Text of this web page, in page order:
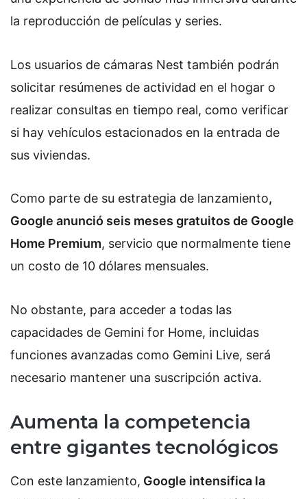
la reproducción de películas y series.
Los usuarios de cámaras Nest también podrán
solicitar resúmenes de actividad en el hogar o
realizar consultas en tiempo real, como verificar
si hay vehículos estacionados en la entrada de
sus viviendas.
Como parte de su estrategia de lanzamiento,
Google anunció seis meses gratuitos de Google
Home Premium, servicio que normalmente tiene
un costo de 10 dólares mensuales.
No obstante, para acceder a todas las
capacidades de Gemini for Home, incluidas
funciones avanzadas como Gemini Live, será
necesario mantener una suscripción activa.
Aumenta la competencia
entre gigantes tecnológicos
Con este lanzamiento, Google intensifica la